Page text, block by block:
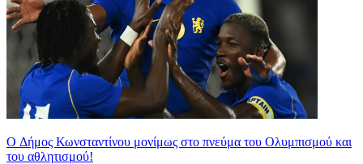
O Δήμος Κωνσταντίνου μονίμως στο πνεύμα του Ολυμπισμού και
του αθλητισμού!